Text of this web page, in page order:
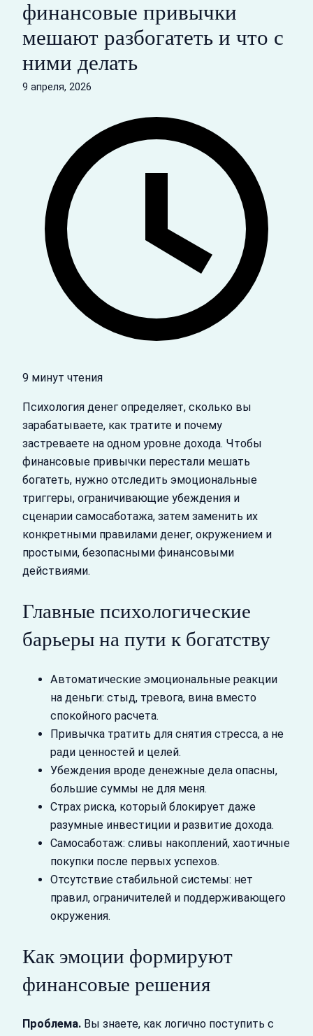
финансовые привычки
мешают разбогатеть и что с
ними делать
9 апреля, 2026
9 минут чтения
Психология денег определяет, сколько вы
зарабатываете, как тратите и почему
застреваете на одном уровне дохода. Чтобы
финансовые привычки перестали мешать
богатеть, нужно отследить эмоциональные
триггеры, ограничивающие убеждения и
сценарии самосаботажа, затем заменить их
конкретными правилами денег, окружением и
простыми, безопасными финансовыми
действиями.
Главные психологические
барьеры на пути к богатству
Автоматические эмоциональные реакции
на деньги: стыд, тревога, вина вместо
спокойного расчета.
Привычка тратить для снятия стресса, а не
ради ценностей и целей.
Убеждения вроде денежные дела опасны,
большие суммы не для меня.
Страх риска, который блокирует даже
разумные инвестиции и развитие дохода.
Самосаботаж: сливы накоплений, хаотичные
покупки после первых успехов.
Отсутствие стабильной системы: нет
правил, ограничителей и поддерживающего
окружения.
Как эмоции формируют
финансовые решения
Проблема. Вы знаете, как логично поступить с